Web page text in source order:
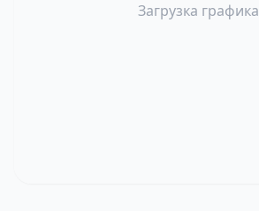
Загрузка графика